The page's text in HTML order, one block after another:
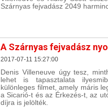
Szárnyas fejvadász 2049
A Szárnyas fejvadász
2017-07-11 15:27:00
Denis Villeneuve úgy tesz,
lehet is tapasztalata
különleges filmet, amely máris
a Sicarió-t és az Érkezés-t, az
díjra is jelölték.